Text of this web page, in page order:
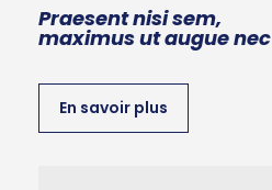
Praesent nisi sem,
maximus ut augue nec
En savoir plus